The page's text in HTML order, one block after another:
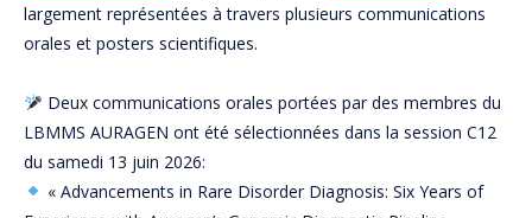
largement représentées à travers plusieurs communications
orales et posters scientifiques.
Deux communications orales portées par des membres du
LBMMS AURAGEN ont été sélectionnées dans la session C12
du samedi 13 juin 2026:
« Advancements in Rare Disorder Diagnosis: Six Years of